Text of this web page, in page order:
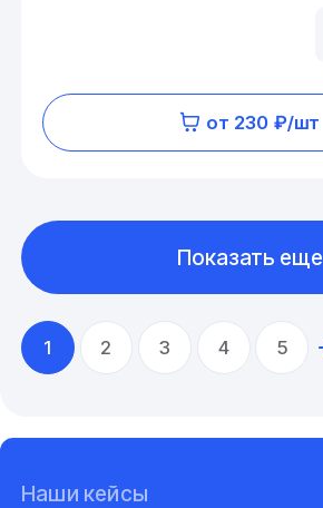
от 230 ₽/шт
1 2 3 4 5
Показать еще
Наши кейсы